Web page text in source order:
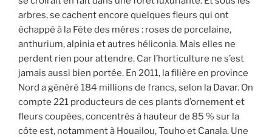
arbres, se cachent encore quelques fleurs qui ont
échappé à la Fête des mères : roses de porcelaine,
anthurium, alpinia et autres héliconia. Mais elles ne
perdent rien pour attendre. Car l’horticulture ne s’est
jamais aussi bien portée. En 2011, la filière en province
Nord a généré 184 millions de francs, selon la Davar. On
compte 221 producteurs de ces plants d’ornement et
fleurs coupées, concentrés à hauteur de 85 % sur la
côte est, notamment à Houailou, Touho et Canala. Une